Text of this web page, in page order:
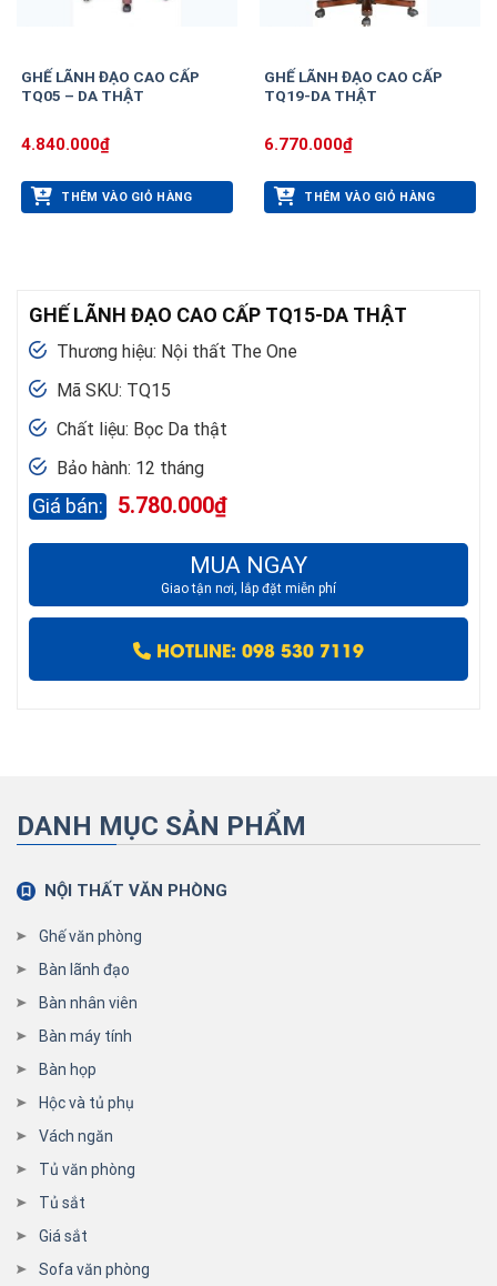
GHẾ LÃNH ĐẠO CAO CẤP
TQ05 – DA THẬT
4.840.000₫
THÊM VÀO GIỎ HÀNG
GHẾ LÃNH ĐẠO CAO CẤP
TQ19-DA THẬT
6.770.000₫
THÊM VÀO GIỎ HÀNG
GHẾ LÃNH ĐẠO CAO CẤP TQ15-DA THẬT
Thương hiệu: Nội thất The One
Mã SKU: TQ15
Chất liệu: Bọc Da thật
Bảo hành: 12 tháng
5.780.000₫
MUA NGAY
Giao tận nơi, lắp đặt miễn phí
HOTLINE: 098 530 7119
DANH MỤC SẢN PHẨM
NỘI THẤT VĂN PHÒNG
Ghế văn phòng
Bàn lãnh đạo
Bàn nhân viên
Bàn máy tính
Bàn họp
Hộc và tủ phụ
Vách ngăn
Tủ văn phòng
Tủ sắt
Giá sắt
Sofa văn phòng